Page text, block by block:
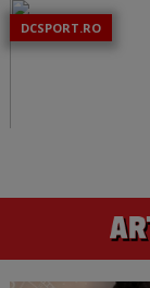
DCSPORT.RO